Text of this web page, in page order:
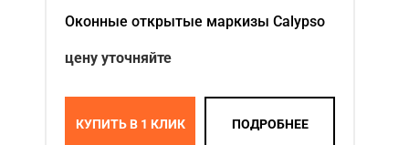
Оконные открытые маркизы Calypso
цену уточняйте
КУПИТЬ В 1 КЛИК ПОДРОБНЕЕ